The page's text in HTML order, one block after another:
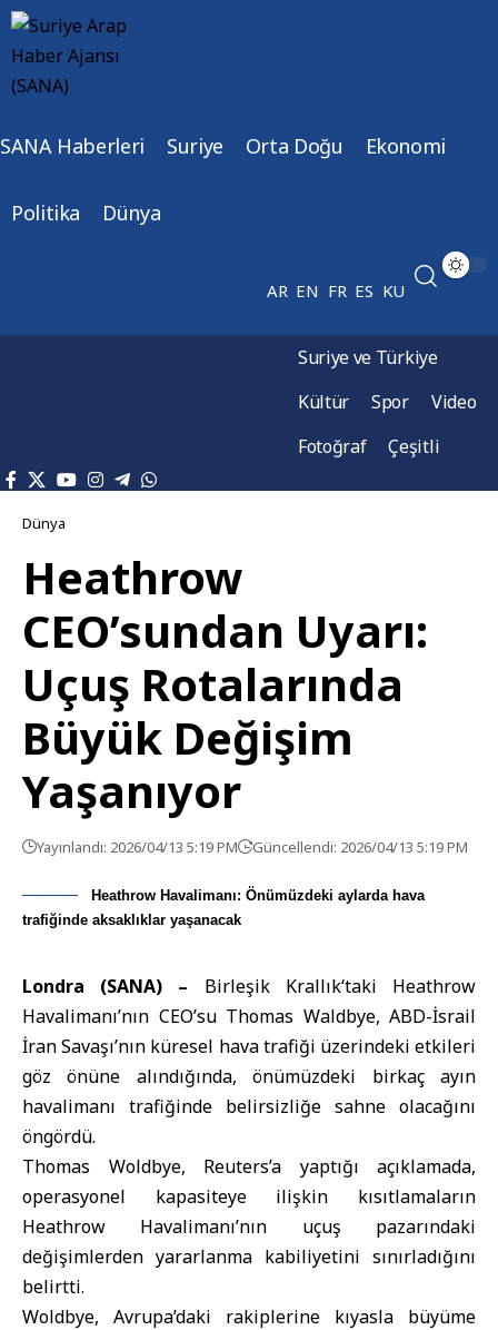
SANA Haberleri Suriye Orta Doğu Ekonomi
Politika Dünya
AR EN FR ES KU
Suriye ve Türkiye
Kültür
Spor
Video
Fotoğraf
Çeşitli
Dünya
Heathrow
CEO’sundan Uyarı:
Uçuş Rotalarında
Büyük Değişim
Yaşanıyor
Yayınlandı: 2026/04/13 5:19 PM Güncellendi: 2026/04/13 5:19 PM
Heathrow Havalimanı: Önümüzdeki aylarda hava
trafiğinde aksaklıklar yaşanacak
Londra (SANA) – Birleşik Krallık‘taki Heathrow
Havalimanı’nın CEO’su Thomas Waldbye, ABD-İsrail
İranSavaşı’nın küresel hava trafiği üzerindeki etkileri
göz önüne alındığında, önümüzdeki birkaç ayın
havalimanı trafiğinde belirsizliğe sahne olacağını
öngördü.
Thomas Woldbye, Reuters’a yaptığı açıklamada,
operasyonel kapasiteye ilişkin kısıtlamaların
Heathrow Havalimanı’nın uçuş pazarındaki
değişimlerden yararlanma kabiliyetini sınırladığını
belirtti.
Woldbye, Avrupa’daki rakiplerine kıyasla büyüme